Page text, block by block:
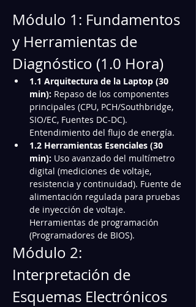
Módulo 1: Fundamentos
y Herramientas de
Diagnóstico (1.0 Hora)
1.1 Arquitectura de la Laptop (30
min): Repaso de los componentes
principales (CPU, PCH/Southbridge,
SIO/EC, Fuentes DC-DC).
Entendimiento del flujo de energía.
1.2 Herramientas Esenciales (30
min): Uso avanzado del multímetro
digital (mediciones de voltaje,
resistencia y continuidad). Fuente de
alimentación regulada para pruebas
de inyección de voltaje.
Herramientas de programación
(Programadores de BIOS).
Módulo 2:
Interpretación de
Esquemas Electrónicos